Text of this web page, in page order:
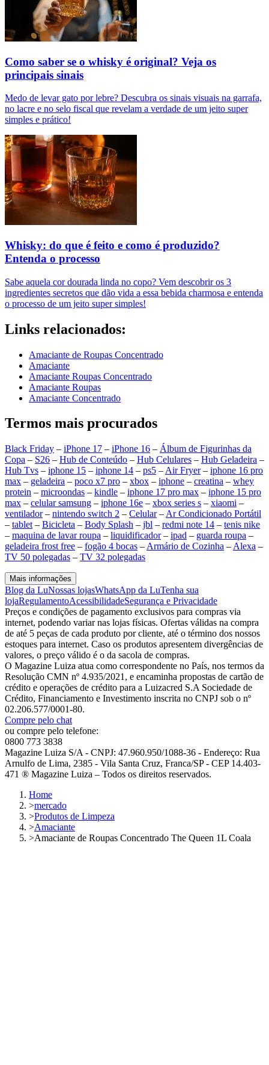
Como saber se o whisky é original? Veja os
principais sinais
Medo de levar gato por lebre? Descubra os sinais visuais na garrafa,
no lacre e no selo fiscal que revelam a verdade de um jeito super
simples e prático!
Whisky: do que é feito e como é produzido?
Entenda o processo
Sabe aquela cor dourada linda no copo? Vem descobrir os 3
ingredientes secretos que dão vida a essa bebida charmosa e entenda
o processo de um jeito super simples!
Links relacionados:
Amaciante de Roupas Concentrado
Amaciante
Amaciante Roupas Concentrado
Amaciante Roupas
Amaciante Concentrado
Termos mais procurados
Black Friday – iPhone 17 – iPhone 16 – Álbum de Figurinhas da
Copa – S26 – Hub de Conteúdo – Hub Celulares – Hub Geladeira –
Hub Tvs – iphone 15 – iphone 14 – ps5 – Air Fryer– iphone 16 pro
max – geladeira – poco x7 pro – xbox – iphone – creatina – whey
protein – microondas – kindle – iphone 17 pro max – iphone 15 pro
max – celular samsung – iphone 16e – xbox series s – xiaomi –
ventilador– nintendo switch 2 – Celular– Ar Condicionado Portátil
– tablet – Bicicleta – Body Splash – jbl – redmi note 14 – tenis nike
– maquina de lavar roupa – liquidificador– ipad – guarda roupa –
geladeira frost free – fogão 4 bocas – Armário de Cozinha – Alexa –
TV 50 polegadas – TV 32 polegadas
Mais informações
Blog da LuNossas lojasWhatsApp da LuTenha sua
lojaRegulamentoAcessibilidadeSegurança e Privacidade
Preços e condições de pagamento exclusivos para compras via
internet, podendo variar nas lojas físicas. Ofertas válidas na compra
de até 5 peças de cada produto por cliente, até o término dos nossos
estoques para internet. Caso os produtos apresentem divergências de
valores, o preço válido é o da sacola de compras.
O Magazine Luiza atua como correspondente no País, nos termos da
Resolução CMN nº 4.935/2021, e encaminha propostas de cartão de
crédito e operações de crédito para a Luizacred S.A Sociedade de
Crédito, Financiamento e Investimento inscrita no CNPJ sob o nº
02.206.577/0001-80.
Compre pelo chat
ou compre pelo telefone:
0800 773 3838
Magazine Luiza S/A - CNPJ: 47.960.950/1088-36 - Endereço: Rua
Arnulfo de Lima, 2385 - Vila Santa Cruz, Franca/SP - CEP 14.403-
471 ® Magazine Luiza – Todos os direitos reservados.
Home
>mercado
>Produtos de Limpeza
>Amaciante
>Amaciante de Roupas Concentrado The Queen 1L Coala